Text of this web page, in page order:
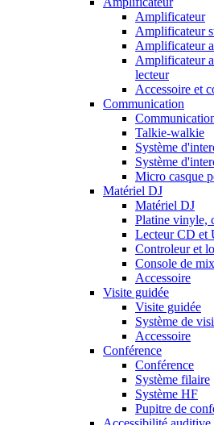
Amplificateur
Amplificateur
Amplificateur
Amplificateur
lecteur
Accessoire et
Communication
Talkie-walkie
Système
Système
Micro casque
Matériel DJ
Matériel DJ
Platine vinyle,
Lecteur CD et
Controleur et
Console de
Accessoire
Visite guidée
Visite guidée
Système de
Accessoire
Conférence
Conférence
Système filaire
Système HF
Pupitre de